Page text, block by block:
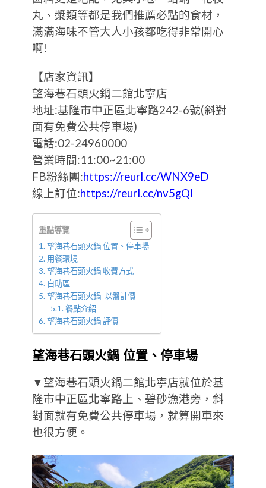
丸、漿類等都是我們推薦必點的食材，
滿滿海味不管大人小孩都吃得非常開心
啊!
【店家資訊】
望海巷石頭火鍋二館北寧店
地址:基隆市中正區北寧路242-6號(斜對
面有免費公共停車場)
電話:02-24960000
營業時間:11:00~21:00
FB粉絲團:https://reurl.cc/WNX9eD
線上訂位:https://reurl.cc/nv5gQl
重點導覽
望海巷石頭火鍋 位置、停車場
用餐環境
望海巷石頭火鍋 收費方式
自助區
望海巷石頭火鍋 以盤計價
餐點介紹
望海巷石頭火鍋 評價
望海巷石頭火鍋 位置、停車場
▼望海巷石頭火鍋二館北寧店就位於基
隆市中正區北寧路上、碧砂漁港旁，斜
對面就有免費公共停車場，就算開車來
也很方便。